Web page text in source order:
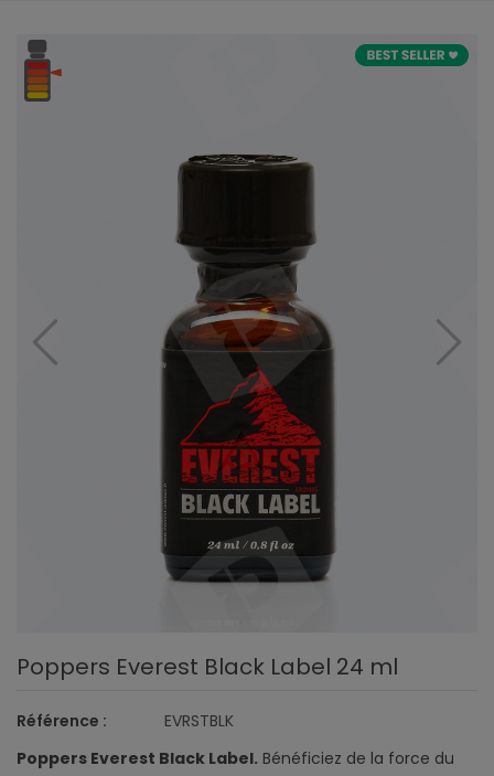
Poppers Everest Black Label 24 ml
Référence :
EVRSTBLK
Poppers Everest Black Label. Bénéficiez de la force du